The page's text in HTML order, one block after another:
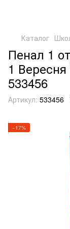
Каталог
Пенал 1
1
533456
Артикул: 533456
−17%